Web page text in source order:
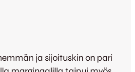
ja sijoituskin on pari